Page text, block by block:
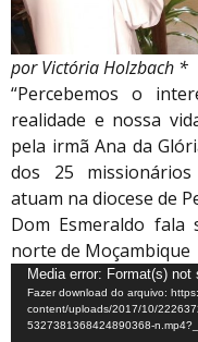
por Victória Holzbach *
“Percebemos o
realidade e nossa
pela irmã Ana da
dos 25
atuam na diocese de
Dom Esmeraldo
norte de Moçambique
Tocador
de
vídeo
Media error: Format(s)
Fazer download do arquivo:
content/uploads/2017/10/
5327381368424890368-